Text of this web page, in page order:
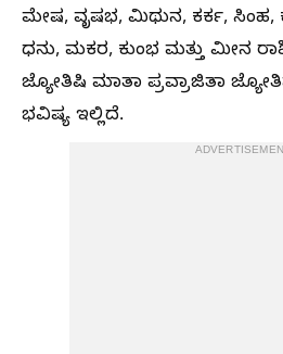
ಮೇಷ, ವೃಷಭ, ಮಿಥುನ, ಕರ್ಕ, ಸಿಂಹ,
ಧನು, ಮಕರ, ಕುಂಭ ಮತ್ತು ಮೀನ‌
ಜ್ಯೋತಿಷಿ ಮಾತಾ ಪ್ರವ್ರಾಜಿತಾ
ಭವಿಷ್ಯ ಇಲ್ಲಿದೆ.